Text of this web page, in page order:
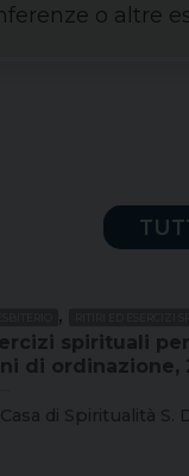
o altre
,
spirituali
di ordinazione,
di Spiritualità S.